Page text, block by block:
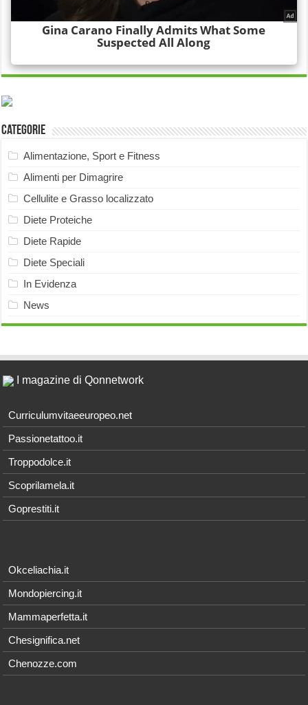
Categorie
Alimentazione, Sport e Fitness
Alimenti per Dimagrire
Cellulite e Grasso localizzato
Diete Proteiche
Diete Rapide
Diete Speciali
In Evidenza
News
I magazine di Qonnetwork
Curriculumvitaeeuropeo.net
Passionetattoo.it
Troppodolce.it
Scoprilamela.it
Goprestiti.it
Okceliachia.it
Mondopiercing.it
Mammaperfetta.it
Chesignifica.net
Chenozze.com